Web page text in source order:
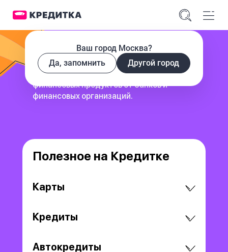
Ваш город Москва?
Да, запомнить
Другой город
сервис для поиска и сравнения
финансовых продуктовот банков и
финансовых организаций.
Полезное на Кредитке
Карты
Кредиты
Автокредиты